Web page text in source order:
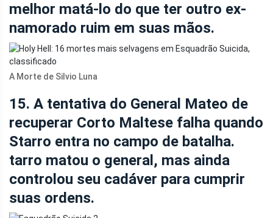
melhor matá-lo do que ter outro ex-
namorado ruim em suas mãos.
A Morte de Silvio Luna
15. A tentativa do General Mateo de
recuperar Corto Maltese falha quando
Starro entra no campo de batalha.
tarro matou o general, mas ainda
controlou seu cadáver para cumprir
suas ordens.